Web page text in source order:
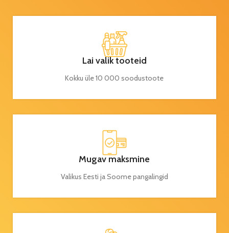
Lai valik tooteid
Kokku üle 10 000 soodustoote
Mugav maksmine
Valikus Eesti ja Soome pangalingid